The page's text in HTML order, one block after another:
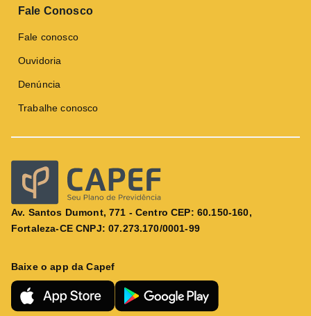
Fale Conosco
Fale conosco
Ouvidoria
Denúncia
Trabalhe conosco
Av. Santos Dumont, 771 - Centro CEP: 60.150-160,
Fortaleza-CE CNPJ: 07.273.170/0001-99
Baixe o app da Capef